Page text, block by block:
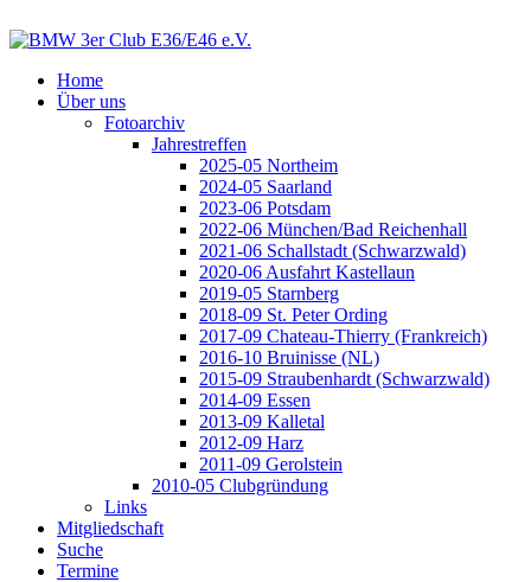
Home
Über uns
Fotoarchiv
Jahrestreffen
2025-05 Northeim
2024-05 Saarland
2023-06 Potsdam
2022-06 München/Bad Reichenhall
2021-06 Schallstadt (Schwarzwald)
2020-06 Ausfahrt Kastellaun
2019-05 Starnberg
2018-09 St. Peter Ording
2017-09 Chateau-Thierry (Frankreich)
2016-10 Bruinisse (NL)
2015-09 Straubenhardt (Schwarzwald)
2014-09 Essen
2013-09 Kalletal
2012-09 Harz
2011-09 Gerolstein
2010-05 Clubgründung
Links
Mitgliedschaft
Suche
Termine